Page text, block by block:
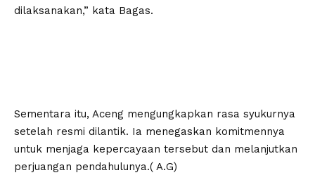
dilaksanakan,” kata Bagas.
Sementara itu, Aceng mengungkapkan rasa syukurnya
setelah resmi dilantik. Ia menegaskan komitmennya
untuk menjaga kepercayaan tersebut dan melanjutkan
perjuangan pendahulunya.( A.G)